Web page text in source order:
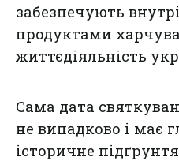
забезпечують
продуктами
життєдіяльність
Сама дата
не випадково і має
історичне